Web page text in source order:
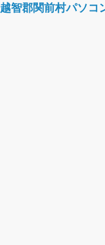
越智郡関前村パソコ